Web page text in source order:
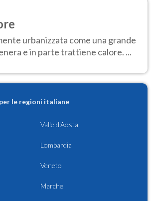
urbanizzata come una grande
e in parte trattiene calore. ...
le regioni italiane
Valle d'Aosta
Lombardia
Veneto
Marche